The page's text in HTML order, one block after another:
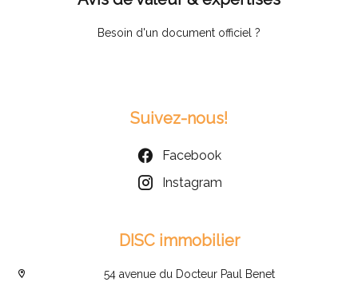
Besoin d'un document officiel ?
Suivez-nous!
Facebook
Instagram
DISC immobilier
54 avenue du Docteur Paul Benet